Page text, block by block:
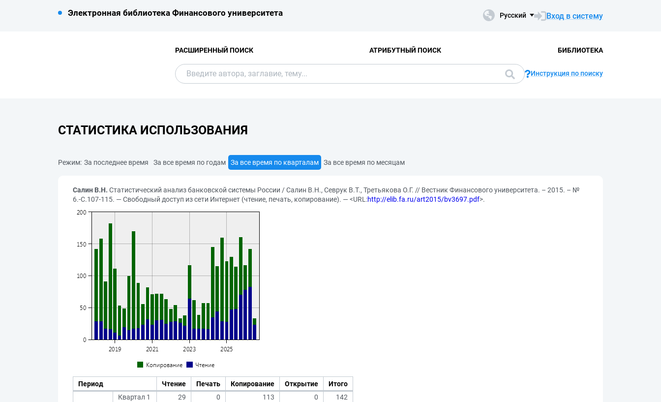
Электронная библиотека Финансового университета Русский Вход в систему
РАСШИРЕННЫЙ ПОИСК АТРИБУТНЫЙ ПОИСК БИБЛИОТЕКА
Инструкция по поиску
СТАТИСТИКА ИСПОЛЬЗОВАНИЯ
Режим: За последнее время За все время по годам За все время по кварталам За все время по месяцам
Салин В.Н. Статистический анализ банковской системы России / Салин В.Н., Севрук В.Т., Третьякова О.Г. // Вестник Финансового университета. – 2015. – №
6.-С.107-115. — Свободный доступ из сети Интернет (чтение, печать, копирование). — <URL:http://elib.fa.ru/art2015/bv3697.pdf>.
Период Чтение Печать Копирование Открытие Итого
Квартал 1 29 0 113 0
142